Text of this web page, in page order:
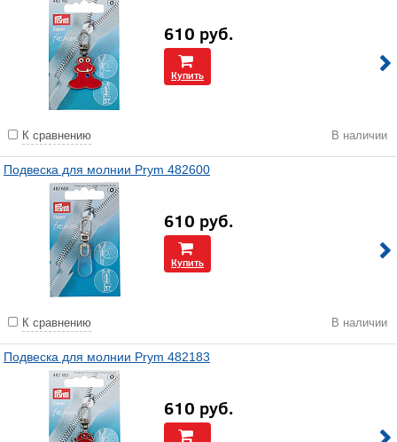
610 руб.
Купить
К сравнению В наличии
Подвеска для молнии Prym 482600
610 руб.
Купить
К сравнению В наличии
Подвеска для молнии Prym 482183
610 руб.